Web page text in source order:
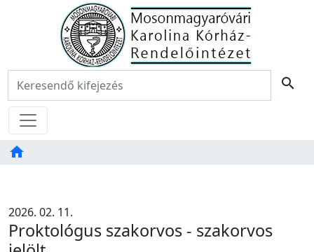
Főoldal
Keresés: search
Menü
home
TAB
2026. 02. 11.
Proktológus szakorvos - szakorvos